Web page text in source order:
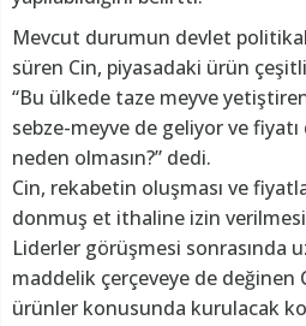
Mevcut durumun devlet
süren Cin, piyasadaki ürün
“Bu ülkede taze meyve
sebze-meyve de geliyor ve
neden olmasın?” dedi.
Cin, rekabetin oluşması ve
donmuş et ithaline izin
Liderler görüşmesi sonrasında
maddelik çerçeveye de değinen
ürünler konusunda kurulacak